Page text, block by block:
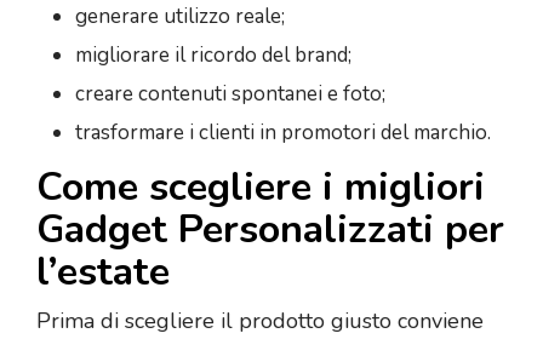
generare utilizzo reale;
migliorare il ricordo del brand;
creare contenuti spontanei e foto;
trasformare i clienti in promotori del marchio.
Come scegliere i migliori
Gadget Personalizzati per
l’estate
Prima di scegliere il prodotto giusto conviene